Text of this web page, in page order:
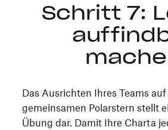
Schritt 7:
Das Ausrichten Ihres Teams
gemeinsamen Polarstern stellt
Übung dar. Damit Ihre Charta